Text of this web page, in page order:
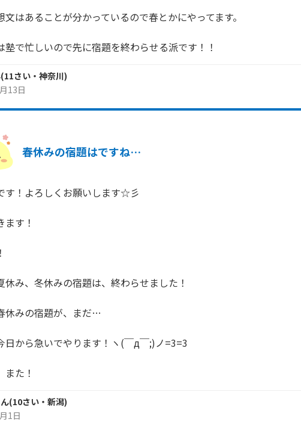
文はあることが分かっているので春とかにやってます。
塾で忙しいので先に宿題を終わらせる派です！！
(11さい・ 神奈川)
13日
春休みの宿題はですね…
す！よろしくお願いします☆彡
ます！
休み、冬休みの宿題は、終わらせました！
休みの宿題が、まだ…
日から急いでやります！ヽ(￣д￣;)ノ=3=3
また！
(10さい・ 新潟)
1日